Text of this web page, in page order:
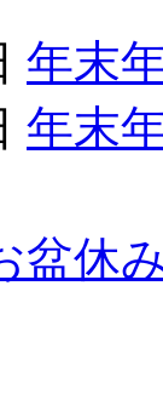
年末
年末
盆休